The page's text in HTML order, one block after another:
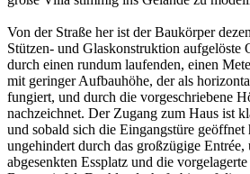
Von der Straße her ist der Baukörper
Stützen- und Glaskonstruktion aufgelöste
durch einen rundum laufenden, einen
mit geringer Aufbauhöhe, der als
fungiert, und durch die vorgeschriebene
nachzeichnet. Der Zugang zum Haus ist
und sobald sich die Eingangstüre
ungehindert durch das großzügige
abgesenkten Essplatz und die